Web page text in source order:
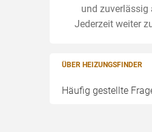
und zuverlässig
Jederzeit weiter
ÜBER HEIZUNGSFINDER
Häufig gestellte